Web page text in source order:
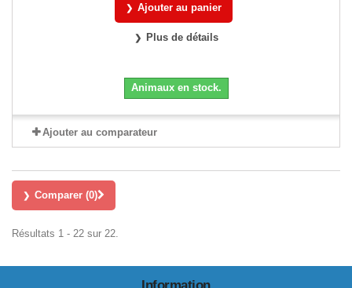
Ajouter au panier
Plus de détails
Animaux en stock.
Ajouter au comparateur
Comparer (0)
Résultats 1 - 22 sur 22.